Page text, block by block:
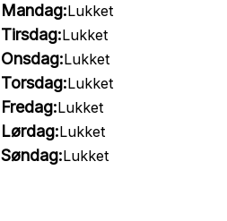
Mandag:Lukket
Tirsdag:Lukket
Onsdag:Lukket
Torsdag:Lukket
Fredag:Lukket
Lørdag:Lukket
Søndag:Lukket